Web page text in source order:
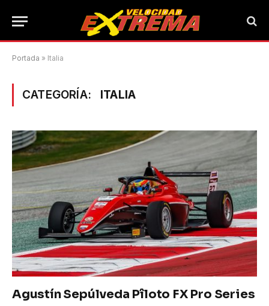
Portada » Italia
CATEGORÍA: ITALIA
Agustín Sepúlveda Pîloto FX Pro Series